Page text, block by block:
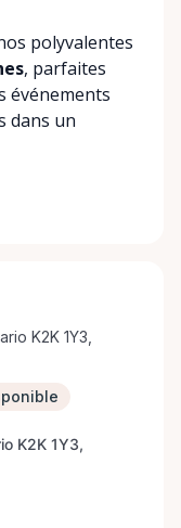
polyvalentes
, parfaites
événements
dans un
K2K 1Y3,